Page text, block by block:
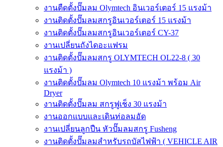
งานตืดตั้งปั๊มลม Olymtech อินเวอร์เตอร์ 15 แรงม้า
งานติดตั้งปั๊มลมสกรูอินเวอร์เตอร์ 15 แรงม้า
งานติดตั้งปั๊มลมสกรูอินเวอร์เตอร์ CY-37
งานเปลี่ยนถังไดอะแฟรม
งานติดตั้งปั๊มลมสกรู OLYMTECH OL22-8 ( 30
แรงม้า )
งานติดตั้งปั๊มลม Olymtech 10 แรงม้า พร้อม Air
Dryer
งานติดตั้งปั๊มลม สกรูฟูเช็ง 30 แรงม้า
งานออกแบบและเดินท่อลมอัด
งานเปลี่ยนลูกปืน หัวปั๊มลมสกรู Fusheng
งานติดตั้งปั๊มลมสำหรับรถบัสไฟฟ้า ( VEHICLE AIR